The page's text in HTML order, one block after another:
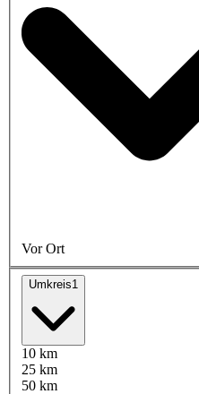
Vor Ort
Umkreis1
10 km
25 km
50 km